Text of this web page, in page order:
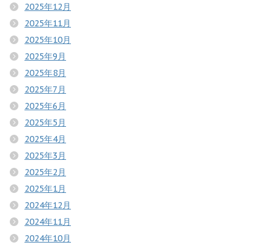
2025年12月
2025年11月
2025年10月
2025年9月
2025年8月
2025年7月
2025年6月
2025年5月
2025年4月
2025年3月
2025年2月
2025年1月
2024年12月
2024年11月
2024年10月